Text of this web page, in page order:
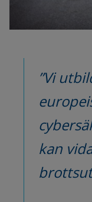
”Vi
kan